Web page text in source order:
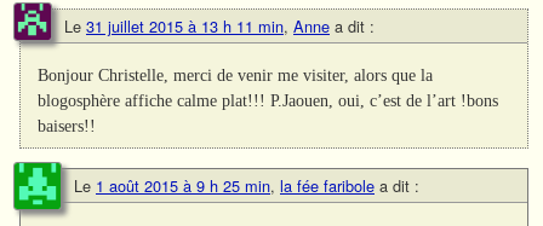
Le 31 juillet 2015 à 13 h 11 min, Anne a dit :
Bonjour Christelle, merci de venir me visiter, alors que la
blogosphère affiche calme plat!!! P.Jaouen, oui, c’est de l’art !bons
baisers!!
Le 1 août 2015 à 9 h 25 min, la fée faribole a dit :